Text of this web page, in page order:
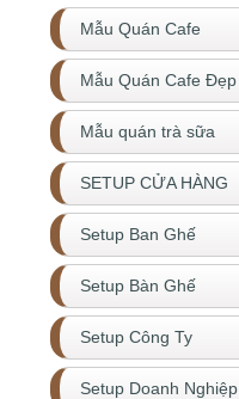
Mẫu Quán Cafe
Mẫu Quán Cafe Đẹp
Mẫu quán trà sữa
SETUP CỬA HÀNG
Setup Ban Ghế
Setup Bàn Ghế
Setup Công Ty
Setup Doanh Nghiệp